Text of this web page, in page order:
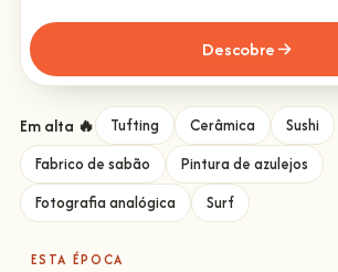
Descobre
Em alta 🔥 Tufting Cerâmica
Sushi
Fabrico de sabão
Pintura de azulejos
Fotografia analógica
Surf
ESTA ÉPOCA